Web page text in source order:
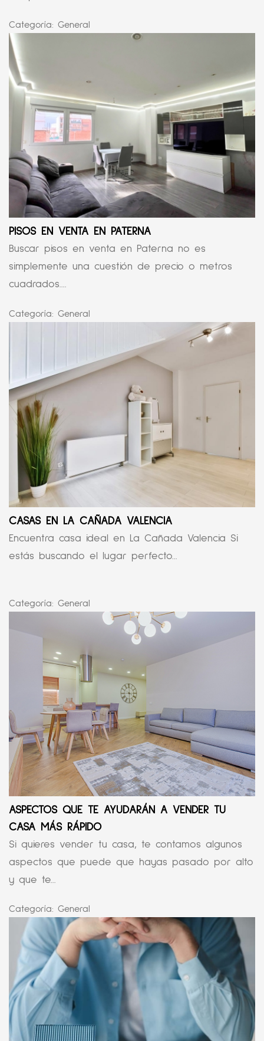
Categoría: General
PISOS EN VENTA EN PATERNA
Buscar pisos en venta en Paterna no es
simplemente una cuestión de precio o metros
cuadrados....
Categoría: General
CASAS EN LA CAÑADA VALENCIA
Encuentra casa ideal en La Cañada Valencia Si
estás buscando el lugar perfecto...
Categoría: General
ASPECTOS QUE TE AYUDARÁN A VENDER TU
CASA MÁS RÁPIDO
Si quieres vender tu casa, te contamos algunos
aspectos que puede que hayas pasado por alto
y que te...
Categoría: General